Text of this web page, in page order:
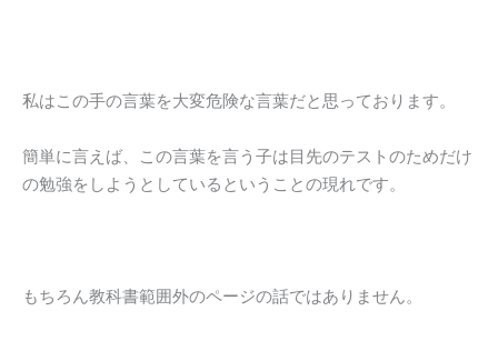
私はこの手の言葉を大変危険な言葉だと思っております。
簡単に言えば、この言葉を言う子は目先のテストのためだけ
の勉強をしようとしているということの現れです。
もちろん教科書範囲外のページの話ではありません。